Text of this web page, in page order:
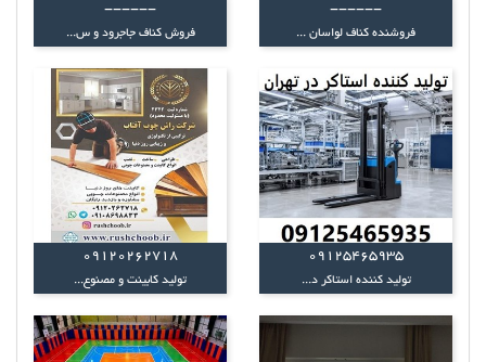
------
فروشنده کناف لواسان ...
------
فروش کناف جاجرود و س...
09125465935
تولید کننده استاکر د...
09120262718
تولید کابینت و مصنوع...